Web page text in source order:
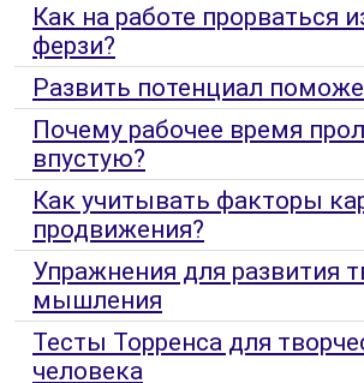
Как на работе прорваться
ферзи?
Развить потенциал
Почему рабочее время
впустую?
Как учитывать факторы
продвижения?
Упражнения для развития
мышления
Тесты Торренса для
человека